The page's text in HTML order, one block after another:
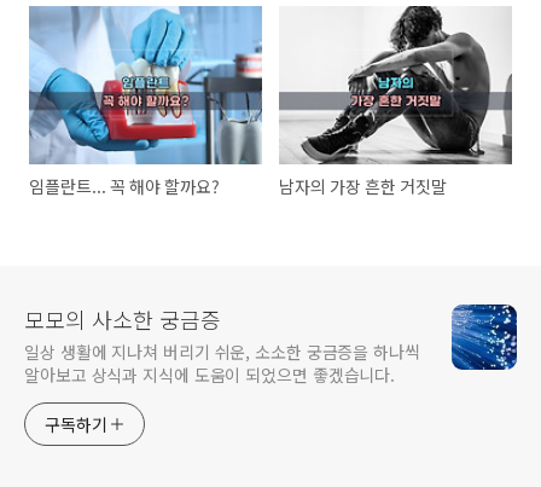
임플란트... 꼭 해야 할까요? 남자의 가장 흔한 거짓말
모모의 사소한 궁금증
일상 생활에 지나쳐 버리기 쉬운, 소소한 궁금증을 하나씩
알아보고 상식과 지식에 도움이 되었으면 좋겠습니다.
구독하기